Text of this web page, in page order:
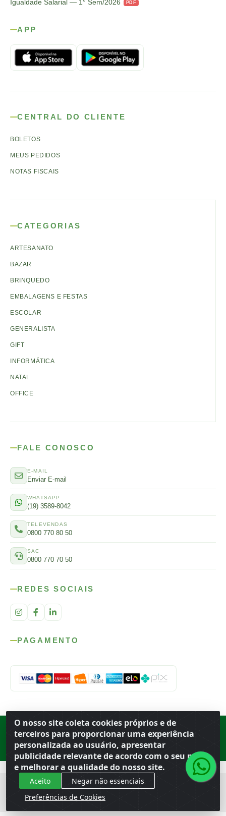
O nosso site coleta cookies próprios e de
terceiros para proporcionar uma experiência
personalizada ao usuário, apresentar
publicidade relevante de acordo com o seu perfil
e melhorar a qualidade do nosso site.
Aceito
Negar não essenciais
Preferências de Cookies
Igualdade Salarial — 1° Sem/2026
PDF
APP
CENTRAL DO CLIENTE
BOLETOS
MEUS PEDIDOS
NOTAS FISCAIS
CATEGORIAS
ARTESANATO
BAZAR
BRINQUEDO
EMBALAGENS E FESTAS
ESCOLAR
GENERALISTA
GIFT
INFORMÁTICA
NATAL
OFFICE
FALE CONOSCO
E-MAIL
Enviar E-mail
WHATSAPP
(19) 3589-8042
TELEVENDAS
0800 770 80 50
SAC
0800 770 70 50
REDES SOCIAIS
PAGAMENTO
Rod. SP-215, s/n, km 98 — Área Rural Porto Ferreira ·BR
· CEP
· CNPJ 56.679.863/0001-91
© 2026 Atacado Ideal